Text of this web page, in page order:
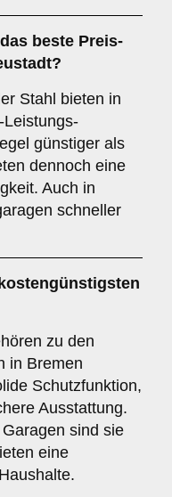
beste Preis-
Stahl bieten in
Leistungs-
günstiger als
dennoch eine
Auch in
schneller
zu den
in Bremen
Schutzfunktion,
Ausstattung.
sind sie
eine